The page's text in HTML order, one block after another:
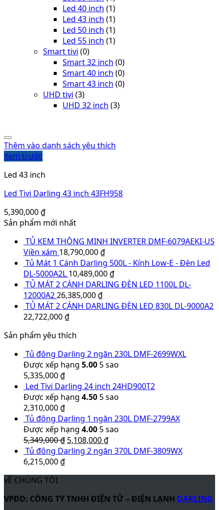
Led 40 inch (1)
Led 43 inch (1)
Led 50 inch (1)
Led 55 inch (1)
Smart tivi (0)
Smart 32 inch (0)
Smart 40 inch (0)
Smart 43 inch (0)
UHD tivi (3)
UHD 32 inch (3)
Thêm vào danh sách yêu thích
Xem trước
Led 43 inch
Led Tivi Darling 43 inch 43FH958
5,390,000₫
Sản phẩm mới nhất
TỦ KEM THÔNG MINH INVERTER DMF-6079AEKI-US
Viền xám 18,790,000₫
Tủ Mát 1 Cánh Darling 500L - Kính Low-E - Đèn Led
DL-5000A2L 10,489,000₫
TỦ MÁT 2 CÁNH DARLING ĐÈN LED 1100L DL-
12000A226,385,000₫
TỦ MÁT 2 CÁNH DARLING ĐÈN LED 830L DL-9000A2
22,722,000₫
Sản phẩm yêu thích
Tủ đông Darling 2 ngăn 230L DMF-2699WXL
Được xếp hạng 5.00 5 sao
5,335,000₫
Led Tivi Darling 24 inch 24HD900T2
Được xếp hạng 4.50 5 sao
2,310,000₫
Tủ đông Darling 1 ngăn 230L DMF-2799AX
Được xếp hạng 4.00 5 sao
5,349,000₫ 5,108,000₫
Tủ đông Darling 2 ngăn 370L DMF-3809WX
6,215,000₫
vỀ CHÚNG TÔI
VPĐD: CÔNG TY TNHH ĐIỆN TỬ – ĐIỆN LẠNH DARLING